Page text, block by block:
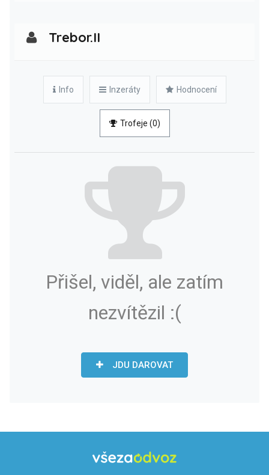
Trebor.II
Info Inzeráty Hodnocení
Trofeje (0)
Přišel, viděl, ale zatím
nezvítězil :(
JDU DAROVAT